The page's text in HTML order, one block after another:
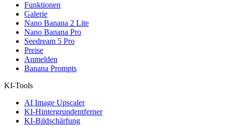
Funktionen
Galerie
Nano Banana 2 Lite
Nano Banana Pro
Seedream 5 Pro
Preise
Anmelden
Banana Prompts
KI-Tools
AI Image Upscaler
KI-Hintergrundentferner
KI-Bildschärfung